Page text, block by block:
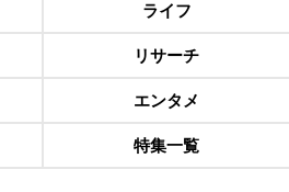
ライフ
リサーチ
エンタメ
特集一覧